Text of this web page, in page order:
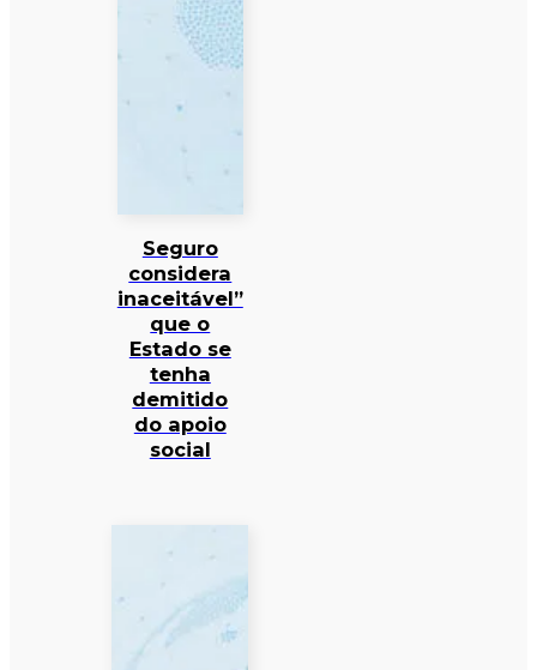
Seguro
considera
inaceitável”
que o
Estado se
tenha
demitido
do apoio
social